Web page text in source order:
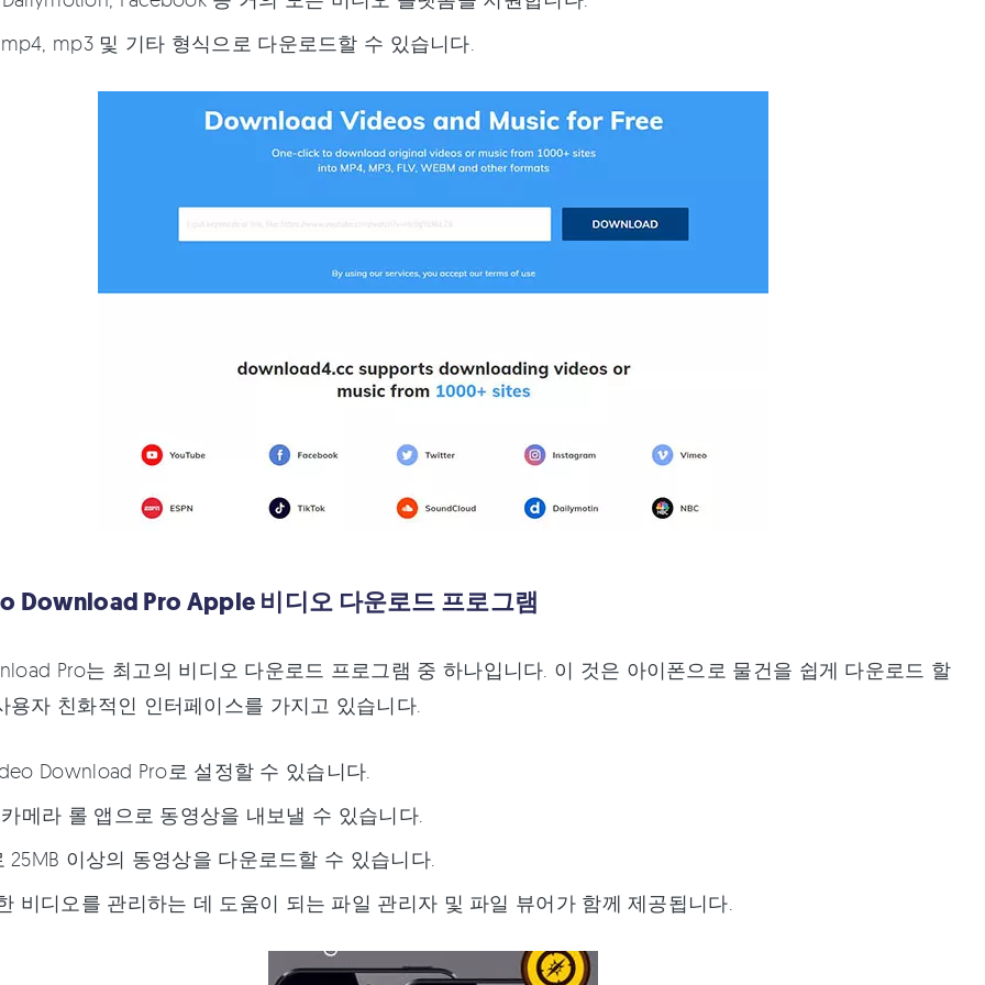
mp3 및 기타 형식으로 다운로드할 수 있습니다.
Download Pro Apple 비디오 다운로드 프로그램
Pro는 최고의 비디오 다운로드 프로그램 중 하나입니다. 이 것은 아이폰으로 물건을 쉽게 다운로드 할
용자 친화적인 인터페이스를 가지고 있습니다.
Download Pro로 설정할 수 있습니다.
메라 롤 앱으로 동영상을 내보낼 수 있습니다.
25MB 이상의 동영상을 다운로드할 수 있습니다.
비디오를 관리하는 데 도움이 되는 파일 관리자 및 파일 뷰어가 함께 제공됩니다.